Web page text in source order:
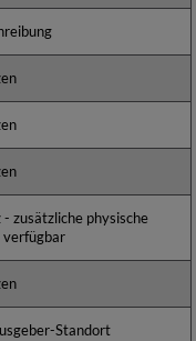
- zusätzliche physische
verfügbar
Standort